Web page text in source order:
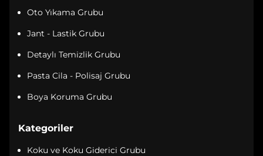
Oto Yıkama Grubu
Jant - Lastik Grubu
Detaylı Temizlik Grubu
Pasta Cila - Polisaj Grubu
Boya Koruma Grubu
Kategoriler
Koku ve Koku Giderici Grubu